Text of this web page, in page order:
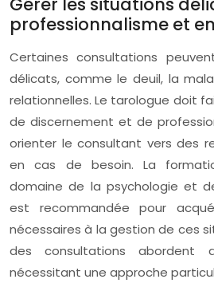
professionnalisme et
Certaines consultations
délicats, comme le deuil, la
relationnelles. Le tarologue doit
de discernement et de
orienter le consultant vers des
en cas de besoin. La
domaine de la psychologie et
est recommandée pour
nécessaires à la gestion de ces
des consultations abordent
nécessitant une approche